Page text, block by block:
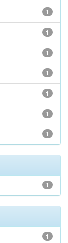
1
1
1
1
1
1
1
1
1